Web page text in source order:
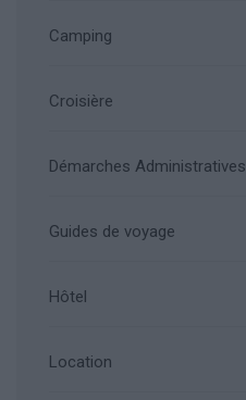
Camping
Croisière
Démarches Administratives
Guides de voyage
Hôtel
Location